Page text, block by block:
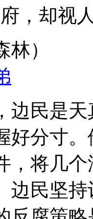
，却视
）
边民是
好分寸
，将几
边民坚